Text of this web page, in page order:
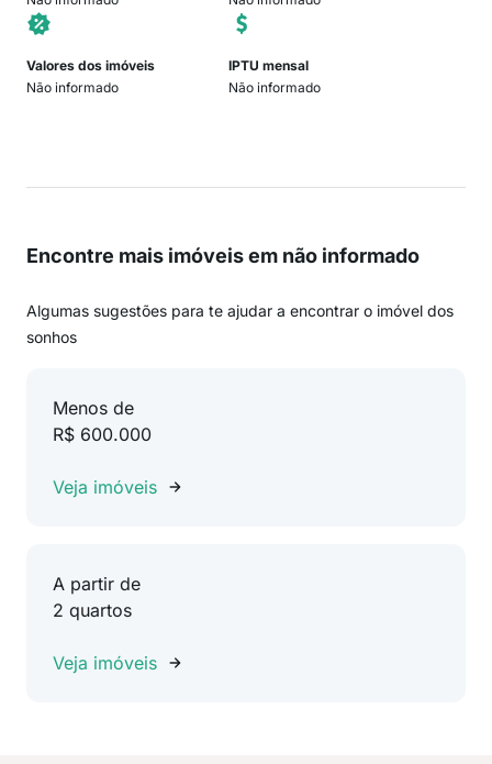
Valores dos imóveis
Não informado
IPTU mensal
Não informado
Encontre mais imóveis em não informado
Algumas sugestões para te ajudar a encontrar o imóvel dos
sonhos
Menos de
R$ 600.000
Veja imóveis
A partir de
2 quartos
Veja imóveis